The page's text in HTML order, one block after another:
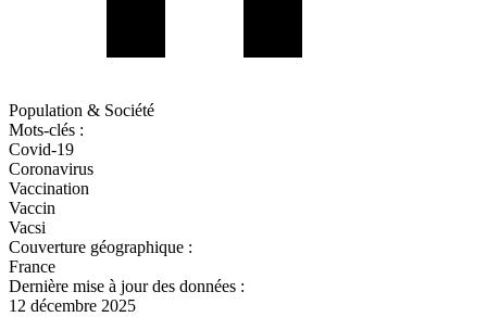
Population & Société
Mots-clés :
Covid-19
Coronavirus
Vaccination
Vaccin
Vacsi
Couverture géographique :
France
Dernière mise à jour des données :
12 décembre 2025